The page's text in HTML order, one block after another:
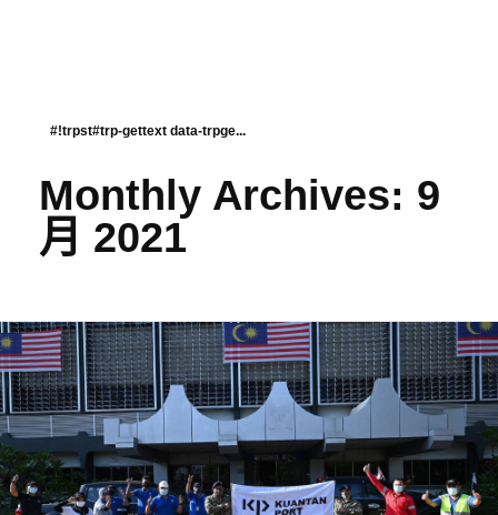
#!trpst#trp-gettext data-trpge...
Monthly Archives: 9
月 2021